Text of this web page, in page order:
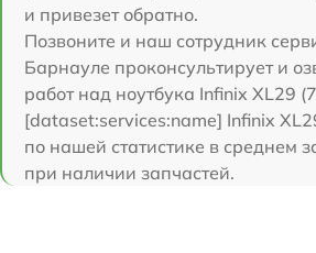
и привезет обратно.
Позвоните и наш сотрудник
Барнауле проконсультирует и
работ над ноутбука Infinix XL29
[dataset:services:name] Infinix
по нашей статистике в среднем
при наличии запчастей.